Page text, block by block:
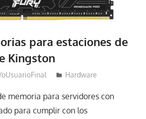
para estaciones de
Kingston
Hardware
memoria para servidores con
para cumplir con los